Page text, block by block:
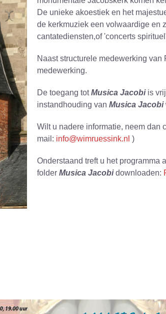
De unieke akoestiek en het
de kerkmuziek een volwaardige en
cantatediensten,of 'concerts
Naast structurele medewerking
medewerking.
De toegang totMusica Jacobiis
instandhouding van Musica Jacobi
Wilt u nadere informatie, neem dan
mail: info@wimruessink.nl )
Onderstaand treft u het programma
folder Musica Jacobidownloaden: